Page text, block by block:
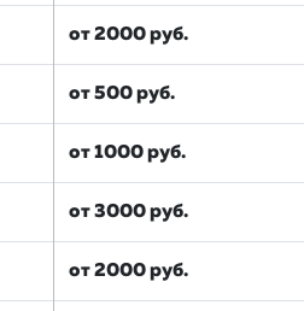
от 2000 руб.
от 500 руб.
от 1000 руб.
от 3000 руб.
от 2000 руб.